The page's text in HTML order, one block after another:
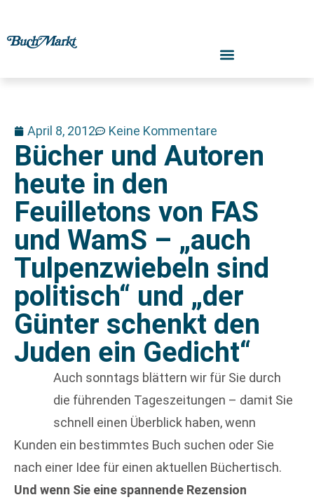
April 8, 2012 Keine Kommentare
Bücher und Autoren
heute in den
Feuilletons von FAS
und WamS – „auch
Tulpenzwiebeln sind
politisch“ und „der
Günter schenkt den
Juden ein Gedicht“
Auch sonntags blättern wir für Sie durch
die führenden Tageszeitungen – damit Sie
schnell einen Überblick haben, wenn
Kunden ein bestimmtes Buch suchen oder Sie
nach einer Idee für einen aktuellen Büchertisch.
Und wenn Sie eine spannende Rezension